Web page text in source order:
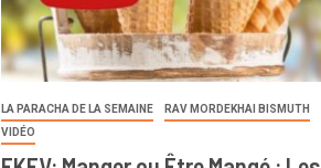
LA PARACHA DE LA SEMAINE
RAV MORDEKHAI BISMUTH
VIDÉO